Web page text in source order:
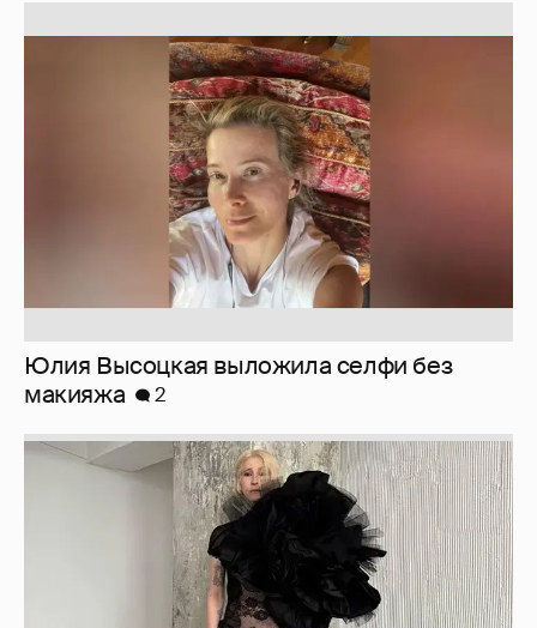
Юлия Высоцкая выложила селфи без
макияжа
2